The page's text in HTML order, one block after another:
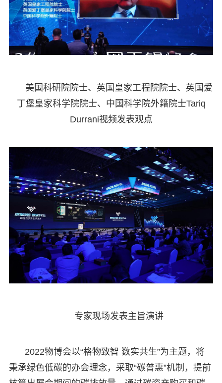
美国科研院院士、英国皇家工程院院士、英国爱
丁堡皇家科学院院士、中国科学院外籍院士Tariq
Durrani视频发表观点
专家现场发表主旨演讲
2022物博会以“格物致智 数实共生”为主题，将
秉承绿色低碳的办会理念，采取“碳普惠”机制，提前